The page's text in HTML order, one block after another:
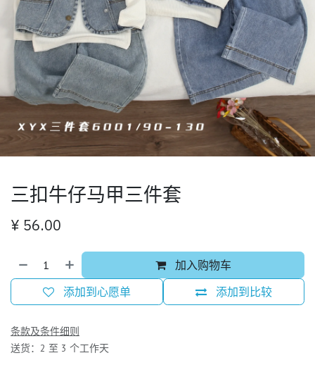
三扣牛仔马甲三件套
¥ 56.00
加入购物车
添加到比较
添加到心愿单
条款及条件细则
送货：2 至 3 个工作天